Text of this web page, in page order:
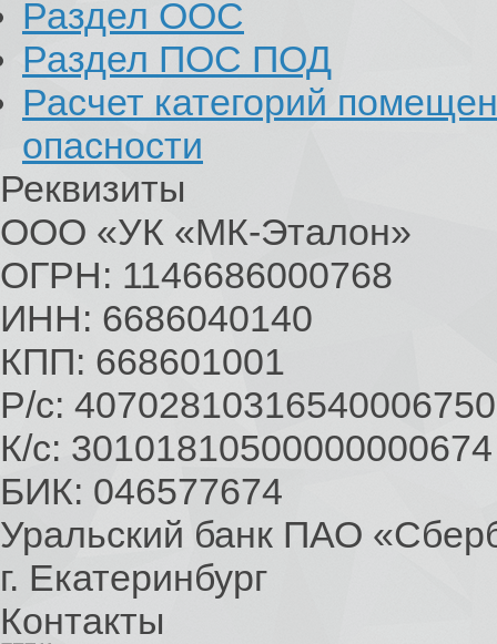
Раздел ООС
Раздел ПОС ПОД
Расчет категорий
опасности
Реквизиты
ООО «УК «МК-Эталон»
ОГРН: 1146686000768
ИНН: 6686040140
КПП: 668601001
Р/с: 40702810316540006750
К/с: 30101810500000000674
БИК: 046577674
Уральский банк ПАО
г. Екатеринбург
Контакты